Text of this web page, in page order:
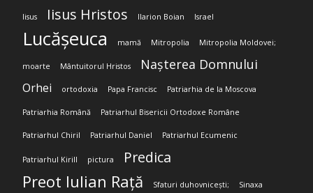
Iisus Iisus Hristos Ilarion Boian Israel
Lucășeuca mamă Mitropolia Mitropolia Moldovei;
moarte Mântuitorul Hristos Nașterea Domnului
Orhei ortodoxia Papa Francisc Patriarhia de la Moscova
Patriarhia Română Patriarhul Bisericii Ortodoxe Române
Patriarhul Chiril Patriarhul Daniel Patriarhul Ecumenic
Patriarhul Kirill pictura Predica
Preot Iulian Rață Sfaturi duhovnicești; Sinaxa